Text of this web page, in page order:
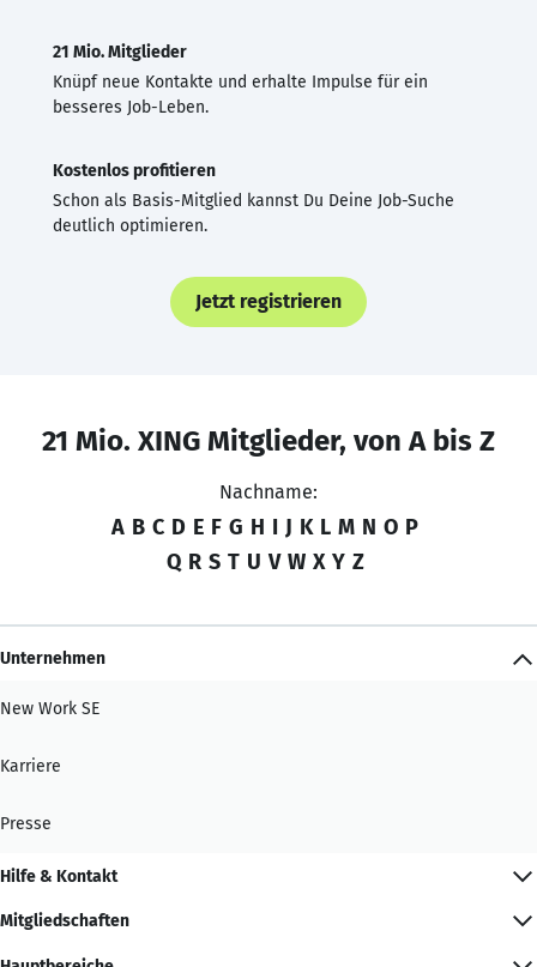
21 Mio. Mitglieder
Knüpf neue Kontakte und erhalte Impulse für ein
besseres Job-Leben.
Kostenlos profitieren
Schon als Basis-Mitglied kannst Du Deine Job-Suche
deutlich optimieren.
Jetzt registrieren
21 Mio. XING Mitglieder, von A bis Z
Nachname:
A B C D E F G H I J K L M N O P
Q R S T U V W X Y Z
Unternehmen
New Work SE
Karriere
Presse
Hilfe & Kontakt
Mitgliedschaften